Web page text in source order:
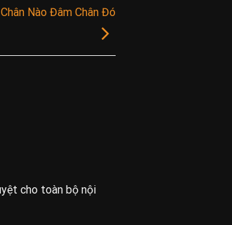
Nào Đâm Chân Đó
cho toàn bộ nội